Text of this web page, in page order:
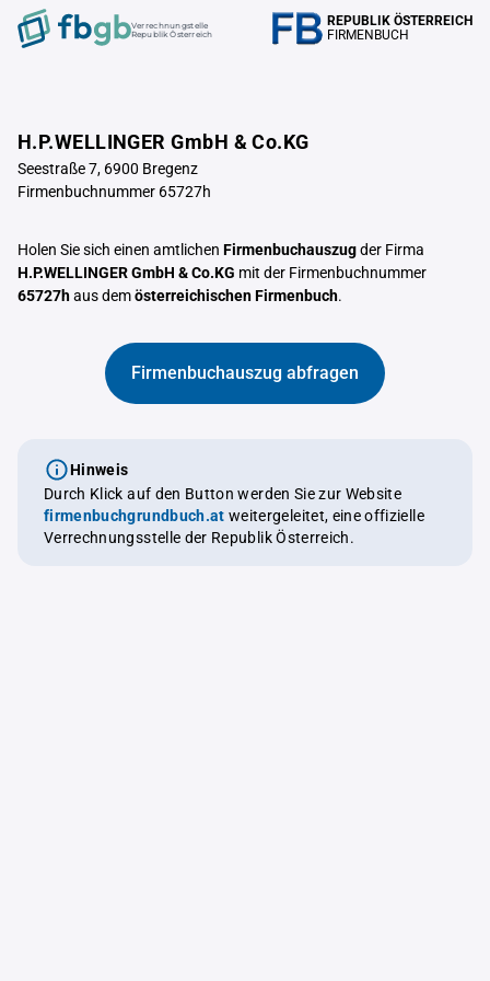
Verrechnungstelle
Republik Österreich
REPUBLIK ÖSTERREICH
FIRMENBUCH
H.P.WELLINGER GmbH & Co.KG
Seestraße 7, 6900 Bregenz
Firmenbuchnummer 65727h
Holen Sie sich einen amtlichen Firmenbuchauszugder Firma
H.P.WELLINGER GmbH & Co.KG mit der Firmenbuchnummer
65727haus demösterreichischen Firmenbuch.
Firmenbuchauszug abfragen
Hinweis
Durch Klick auf den Button werden Sie zur Website
firmenbuchgrundbuch.at weitergeleitet, eine offizielle
Verrechnungsstelle der Republik Österreich.